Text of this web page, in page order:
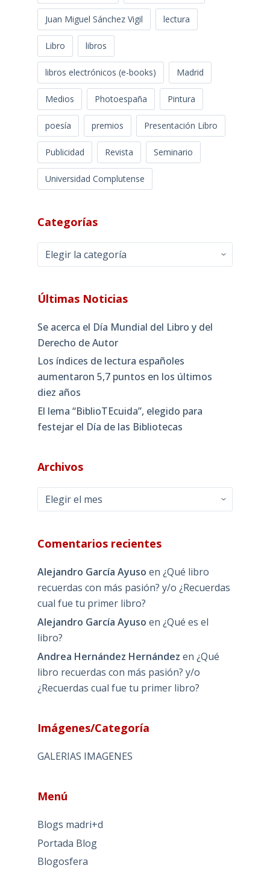
Juan Miguel Sánchez Vigil lectura
Libro libros
libros electrónicos (e-books) Madrid
Medios Photoespaña Pintura
poesía premios Presentación Libro
Publicidad Revista Seminario
Universidad Complutense
Categorías
Categorías
Últimas Noticias
Se acerca el Día Mundial del Libro y del
Derecho de Autor
Los índices de lectura españoles
aumentaron 5,7 puntos en los últimos
diez años
El lema “BiblioTEcuida”, elegido para
festejar el Día de las Bibliotecas
Archivos
Archivos
Comentarios recientes
Alejandro García Ayuso en ¿Qué libro
recuerdas con más pasión? y/o ¿Recuerdas
cual fue tu primer libro?
Alejandro García Ayuso en ¿Qué es el
libro?
Andrea Hernández Hernández en ¿Qué
libro recuerdas con más pasión? y/o
¿Recuerdas cual fue tu primer libro?
Imágenes/Categoría
GALERIAS IMAGENES
Menú
Blogs madri+d
Portada Blog
Blogosfera